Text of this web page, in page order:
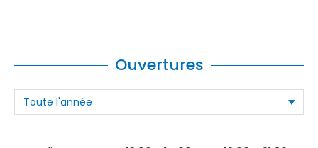
Ouvertures